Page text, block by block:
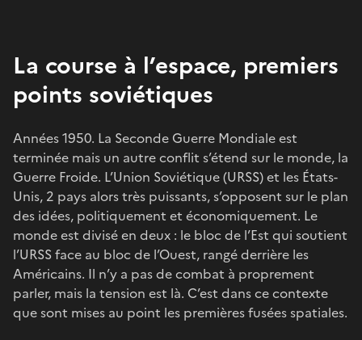
La course à l’espace, premiers
points soviétiques
Années 1950. La Seconde Guerre Mondiale est
terminée mais un autre conflit s’étend sur le monde, la
Guerre Froide. L’Union Soviétique (URSS) et les États-
Unis, 2 pays alors très puissants, s’opposent sur le plan
des idées, politiquement et économiquement. Le
monde est divisé en deux : le bloc de l’Est qui soutient
l’URSS face au bloc de l’Ouest, rangé derrière les
Américains. Il n’y a pas de combat à proprement
parler, mais la tension est là. C’est dans ce contexte
que sont mises au point les premières fusées spatiales.